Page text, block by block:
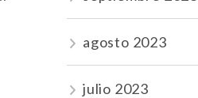
agosto 2023
julio 2023